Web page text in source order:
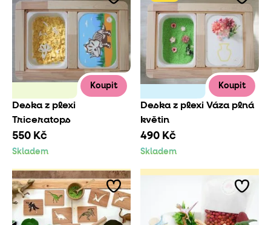
Koupit
Deska z plexi
Triceratops
550 Kč
Skladem
Koupit
Deska z plexi Váza plná
květin
490 Kč
Skladem